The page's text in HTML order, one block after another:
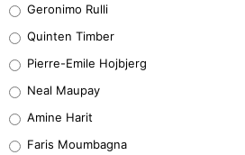
32%
5%
1%
Geronimo Rulli
Quinten Timber
Pierre-Emile Hojbjerg
Neal Maupay
Amine Harit
Faris Moumbagna